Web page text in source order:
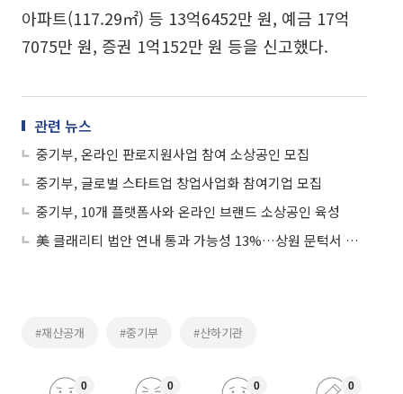
아파트(117.29㎡) 등 13억6452만 원, 예금 17억
7075만 원, 증권 1억152만 원 등을 신고했다.
관련 뉴스
중기부, 온라인 판로지원사업 참여 소상공인 모집
중기부, 글로벌 스타트업 창업사업화 참여기업 모집
중기부, 10개 플랫폼사와 온라인 브랜드 소상공인 육성
美 클래리티 법안 연내 통과 가능성 13%…상원 문턱서 제동
#재산공개 #중기부 #산하기관
0 0 0 0